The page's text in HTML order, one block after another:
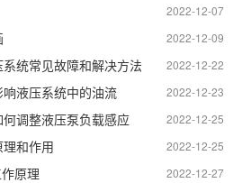
2022-12-07
2022-12-09
2022-12-22
统常见故障和解决方法
2022-12-23
液压系统中的油流
2022-12-25
调整液压泵负载感应
2022-12-25
和作用
2022-12-27
原理